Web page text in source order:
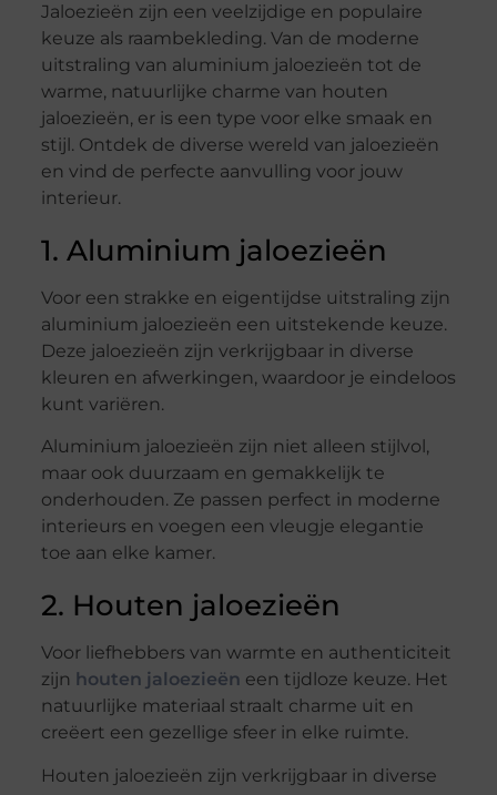
Jaloezieën zijn een veelzijdige en populaire
keuze als raambekleding. Van de moderne
uitstraling van aluminium jaloezieën tot de
warme, natuurlijke charme van houten
jaloezieën, er is een type voor elke smaak en
stijl. Ontdek de diverse wereld van jaloezieën
en vind de perfecte aanvulling voor jouw
interieur.
1. Aluminium jaloezieën
Voor een strakke en eigentijdse uitstraling zijn
aluminium jaloezieën een uitstekende keuze.
Deze jaloezieën zijn verkrijgbaar in diverse
kleuren en afwerkingen, waardoor je eindeloos
kunt variëren.
Aluminium jaloezieën zijn niet alleen stijlvol,
maar ook duurzaam en gemakkelijk te
onderhouden. Ze passen perfect in moderne
interieurs en voegen een vleugje elegantie
toe aan elke kamer.
2. Houten jaloezieën
Voor liefhebbers van warmte en authenticiteit
zijn houten jaloezieën een tijdloze keuze. Het
natuurlijke materiaal straalt charme uit en
creëert een gezellige sfeer in elke ruimte.
Houten jaloezieën zijn verkrijgbaar in diverse